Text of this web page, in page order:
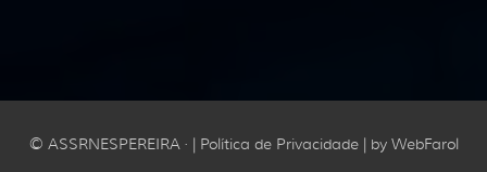
© ASSRNESPEREIRA · | Política de Privacidade| by WebFarol